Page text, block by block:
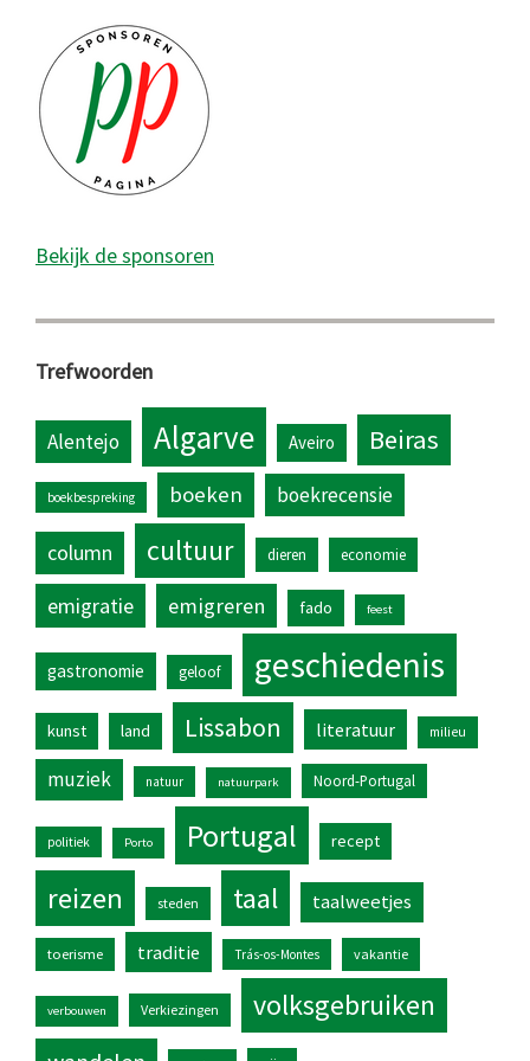
Bekijk de sponsoren
Trefwoorden
Alentejo Algarve Aveiro Beiras
boekbespreking boeken boekrecensie
column cultuur dieren economie
emigratie emigreren fado feest
gastronomie geloof geschiedenis
kunst land Lissabon literatuur milieu
muziek natuur natuurpark Noord-Portugal
politiek Porto Portugal recept
reizen steden taal taalweetjes
toerisme traditie Trás-os-Montes vakantie
verbouwen Verkiezingen volksgebruiken